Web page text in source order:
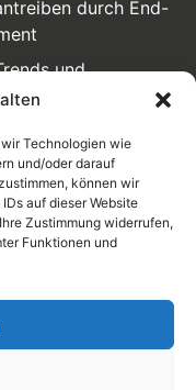
Technologien wie
und/oder darauf
können wir
auf dieser Website
Zustimmung widerrufen,
Funktionen und
durch End-
und